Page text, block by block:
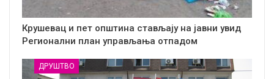
Крушевац и пет општина стављају на јавни увид
Регионални план управљања отпадом
ДРУШТВО